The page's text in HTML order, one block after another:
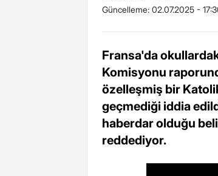
Güncelleme: 02.07.2025 -
Fransa'da
Komisyonu
özelleşmiş bir
geçmediği iddia
haberdar olduğu
reddediyor.